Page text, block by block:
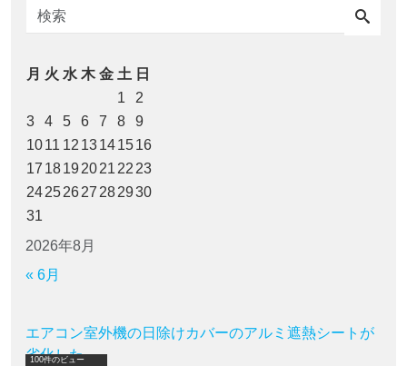
2026年8月
月 火 水 木 金 土 日
1
2
3
4 5 6 7 8
9
1011 12 13141516
17 18192021 22 23
24252627 282930
31
« 6月
エアコン室外機の日除けカバーのアルミ遮熱シートが
劣化した
100件のビュー